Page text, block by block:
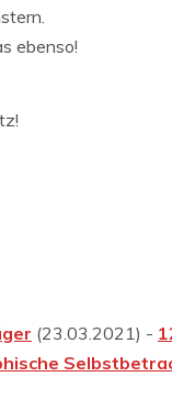
ebenso!
(23.03.2021) -